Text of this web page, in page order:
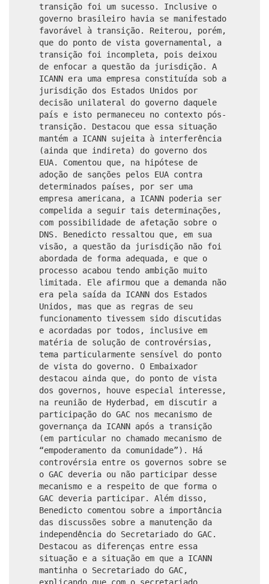
transição foi um sucesso. Inclusive o
governo brasileiro havia se manifestado
favorável à transição. Reiterou, porém,
que do ponto de vista governamental, a
transição foi incompleta, pois deixou
de enfocar a questão da jurisdição. A
ICANN era uma empresa constituída sob a
jurisdição dos Estados Unidos por
decisão unilateral do governo daquele
país e isto permaneceu no contexto pós-
transição. Destacou que essa situação
mantém a ICANN sujeita à interferência
(ainda que indireta) do governo dos
EUA. Comentou que, na hipótese de
adoção de sanções pelos EUA contra
determinados países, por ser uma
empresa americana, a ICANN poderia ser
compelida a seguir tais determinações,
com possibilidade de afetação sobre o
DNS. Benedicto ressaltou que, em sua
visão, a questão da jurisdição não foi
abordada de forma adequada, e que o
processo acabou tendo ambição muito
limitada. Ele afirmou que a demanda não
era pela saída da ICANN dos Estados
Unidos, mas que as regras de seu
funcionamento tivessem sido discutidas
e acordadas por todos, inclusive em
matéria de solução de controvérsias,
tema particularmente sensível do ponto
de vista do governo. O Embaixador
destacou ainda que, do ponto de vista
dos governos, houve especial interesse,
na reunião de Hyderbad, em discutir a
participação do GAC nos mecanismo de
governança da ICANN após a transição
(em particular no chamado mecanismo de
“empoderamento da comunidade”). Há
controvérsia entre os governos sobre se
o GAC deveria ou não participar desse
mecanismo e a respeito de que forma o
GAC deveria participar. Além disso,
Benedicto comentou sobre a importância
das discussões sobre a manutenção da
independência do Secretariado do GAC.
Destacou as diferenças entre essa
situação e a situação em que a ICANN
mantinha o Secretariado do GAC,
explicando que com o secretariado